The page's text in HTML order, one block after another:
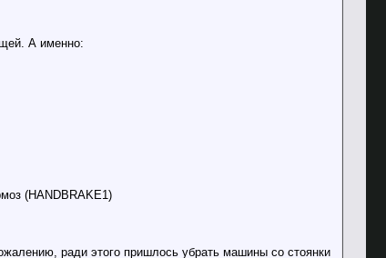
А именно:
(HANDBRAKE1)
ради этого пришлось убрать машины со стоянки